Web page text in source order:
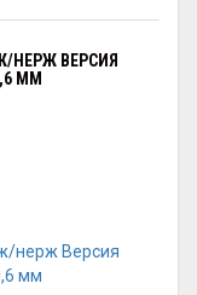
НЕРЖ ВЕРСИЯ
ММ